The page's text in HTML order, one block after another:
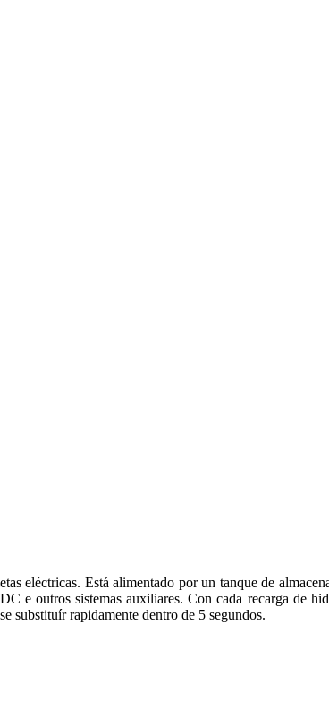
eléctricas. Está alimentado por un tanque de
e outros sistemas auxiliares. Con cada recarga de
substituír rapidamente dentro de 5 segundos.